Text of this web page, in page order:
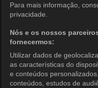
Para mais informação,
privacidade.
Nós e os nossos
fornecermos:
Utilizar dados de
as características do
e conteúdos
conteúdos, estudos de